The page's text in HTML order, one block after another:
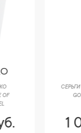
СЕРЬГИ BVLGARI SERPENTI
GOLD PAVÉ DIAMONDS
1 037 500